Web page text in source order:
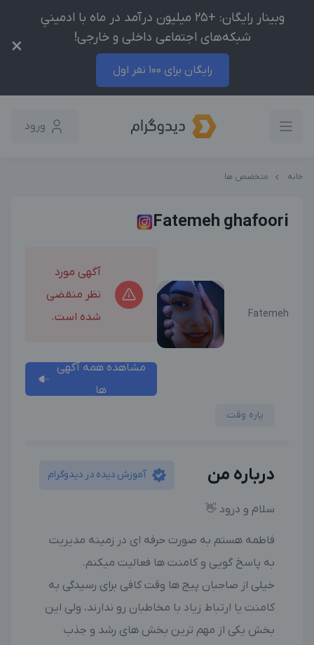
وبینار رایگان: +25 میلیون درآمد در ماه با ادمینیِ
شبکه‌های اجتماعی داخلی و خارجی!
رایگان برای 100 نفر اول
×
ورود
خانه متخصص ها
Fatemeh ghafoori
Fatemeh
آگهی مورد
نظر منقضی
شده است.
مشاهده همه آگهی
ها
پاره وقت
درباره من آموزش دیده در دیدوگرام
سلام و درود 👋
فاطمه هستم به صورت حرفه ای در زمینه مدیریت
به پاسخ گویی و کامنت ها فعالیت میکنم.
خیلی از صاحبان پیج ها وقت کافی برای رسیدگی به
کامنت یا ارتباط زیاد با مخاطبان رو ندارند، ولی این
بخش یکی از مهم ترین بخش های رشد و جذب